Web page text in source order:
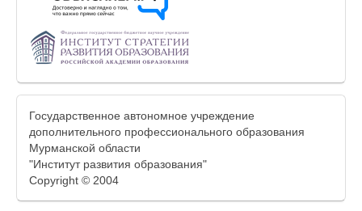
Государственное автономное учреждение
дополнительного профессионального образования
Мурманской области
"Институт развития образования"
Copyright © 2004